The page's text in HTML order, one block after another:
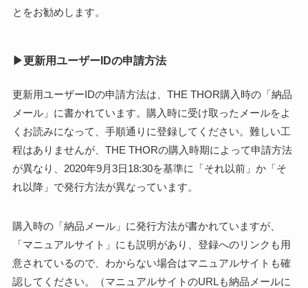
とをお勧めします。
▶更新用ユーザーIDの申請方法
更新用ユーザーIDの申請方法は、THE THOR購入時の「納品
メール」に書かれています。購入時に受け取ったメールをよ
くお読みになって、手順通りに登録してください。難しい工
程はありませんが、THE THORの購入時期によって申請方法
が異なり、2020年9月3日18:30を基準に「それ以前」か「そ
れ以降」で発行方法が異なっています。
購入時の「納品メール」に発行方法が書かれていますが、
「マニュアルサイト」にも説明があり、登録へのリンクも用
意されているので、わからない場合はマニュアルサイトも確
認してください。（マニュアルサイトのURLも納品メールに